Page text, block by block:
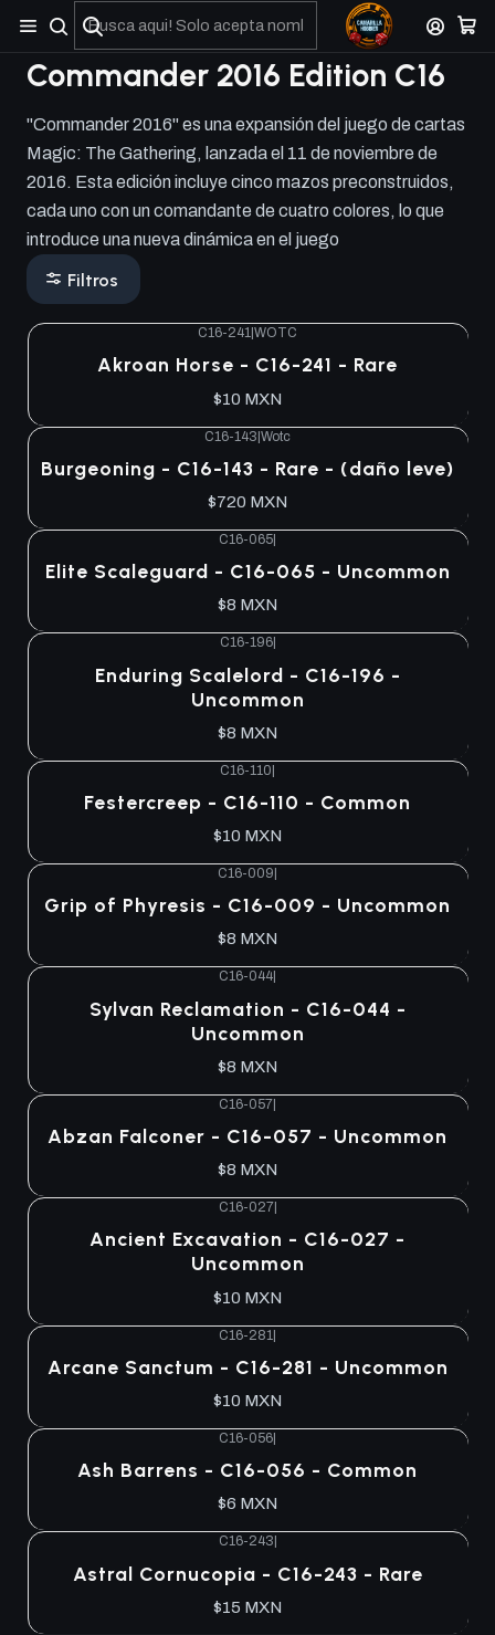
No olviden reportar sus depositos y transferencias por Whatsapp
Commander 2016 Edition C16
"Commander 2016" es una expansión del juego de cartas
Magic: The Gathering, lanzada el 11 de noviembre de
2016. Esta edición incluye cinco mazos preconstruidos,
cada uno con un comandante de cuatro colores, lo que
introduce una nueva dinámica en el juego
Filtros
C16-241 WOTC
Akroan Horse - C16-241 - Rare
$10 MXN
C16-143|Wotc
Burgeoning - C16-143 - Rare - (daño leve)
$720 MXN
C16-065
Elite Scaleguard - C16-065 - Uncommon
$8 MXN
C16-196|
Enduring Scalelord - C16-196 -
Uncommon
$8 MXN
C16-110|
Festercreep - C16-110 - Common
$10 MXN
C16-009
Grip of Phyresis - C16-009 - Uncommon
$8 MXN
C16-044
Sylvan Reclamation - C16-044 -
Uncommon
$8 MXN
C16-057|
Abzan Falconer - C16-057 - Uncommon
$8 MXN
C16-027|
Ancient Excavation - C16-027 -
Uncommon
$10 MXN
C16-281 |
Arcane Sanctum - C16-281 - Uncommon
$10 MXN
C16-056
Ash Barrens - C16-056 - Common
$6 MXN
C16-243
Astral Cornucopia - C16-243 - Rare
$15 MXN